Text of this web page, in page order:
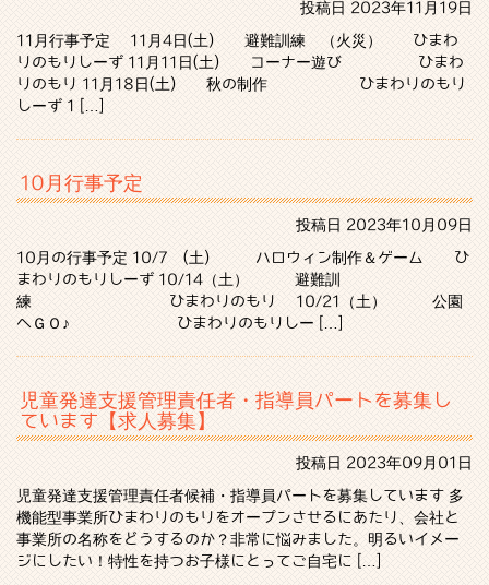
投稿日 2023年11月19日
11月行事予定 11月4日(土) 避難訓練 （火災） ひまわ
りのもりしーず 11月11日(土) コーナー遊び ひまわ
りのもり 11月18日(土) 秋の制作 ひまわりのもり
しーず 1 […]
10月行事予定
投稿日 2023年10月09日
10月の行事予定 10/7 (土) ハロウィン制作＆ゲーム ひ
まわりのもりしーず 10/14（土） 避難訓
練 ひまわりのもり 10/21（土） 公園
へＧＯ♪ ひまわりのもりしー […]
児童発達支援管理責任者・指導員パートを募集し
ています【求人募集】
投稿日 2023年09月01日
児童発達支援管理責任者候補・指導員パートを募集しています 多
機能型事業所ひまわりのもりをオープンさせるにあたり、会社と
事業所の名称をどうするのか？非常に悩みました。明るいイメー
ジにしたい！特性を持つお子様にとってご自宅に […]